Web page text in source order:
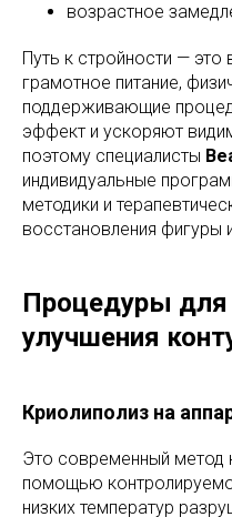
возрастное
Путь к стройности — это
грамотное питание,
поддерживающие
эффект и ускоряют
поэтому специалисты
индивидуальные
методики и
восстановления фигуры
Процедуры для
улучшения
Криолиполиз на
Это современный метод
помощью
низких температур